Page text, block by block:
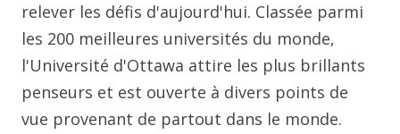
relever les défis d'aujourd'hui. Classée parmi
les 200 meilleures universités du monde,
l'Université d'Ottawa attire les plus brillants
penseurs et est ouverte à divers points de
vue provenant de partout dans le monde.